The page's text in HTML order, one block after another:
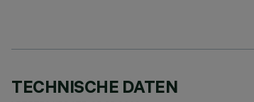
TECHNISCHE DATEN